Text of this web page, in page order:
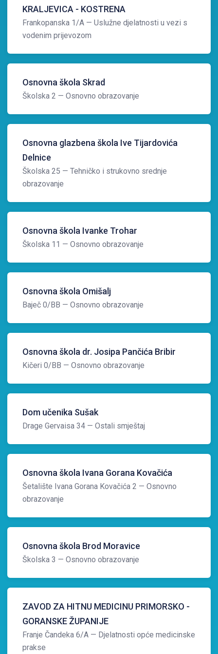
KRALJEVICA - KOSTRENA
Frankopanska 1/A — Uslužne djelatnosti u vezi s
vodenim prijevozom
Osnovna škola Skrad
Školska 2 — Osnovno obrazovanje
Osnovna glazbena škola Ive Tijardovića
Delnice
Školska 25 — Tehničko i strukovno srednje
obrazovanje
Osnovna škola Ivanke Trohar
Školska 11 — Osnovno obrazovanje
Osnovna škola Omišalj
Baječ 0/BB — Osnovno obrazovanje
Osnovna škola dr. Josipa Pančića Bribir
Kičeri 0/BB — Osnovno obrazovanje
Dom učenika Sušak
Drage Gervaisa 34 — Ostali smještaj
Osnovna škola Ivana Gorana Kovačića
Šetalište Ivana Gorana Kovačića 2 — Osnovno
obrazovanje
Osnovna škola Brod Moravice
Školska 3 — Osnovno obrazovanje
ZAVOD ZA HITNU MEDICINU PRIMORSKO -
GORANSKE ŽUPANIJE
Franje Čandeka 6/A — Djelatnosti opće medicinske
prakse